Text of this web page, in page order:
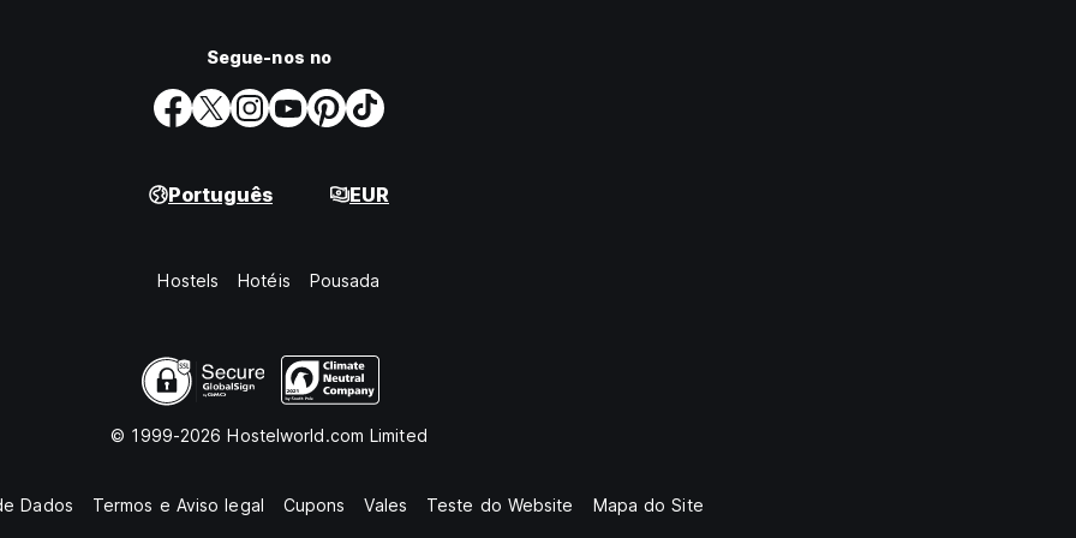
Segue-nos no
Português EUR
Hostels Hotéis Pousada
© 1999-2026 Hostelworld.com Limited
Dados Termos e Aviso legal Cupons Vales Teste do Website Mapa do Site